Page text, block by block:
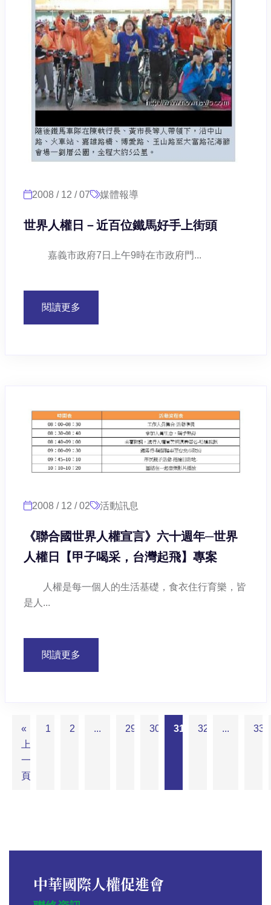
2008 / 12 / 07 媒體報導
世界人權日－近百位鐵馬好手上街頭
嘉義市政府7日上午9時在市政府門...
閱讀更多
2008 / 12 / 02 活動訊息
《聯合國世界人權宣言》六十週年─世界
人權日【甲子喝采，台灣起飛】專案
人權是每一個人的生活基礎，食衣住行育樂，皆
是人...
閱讀更多
«
上
一
頁
1 2 ... 29 30 31 32 ... 33
中華國際人權促進會